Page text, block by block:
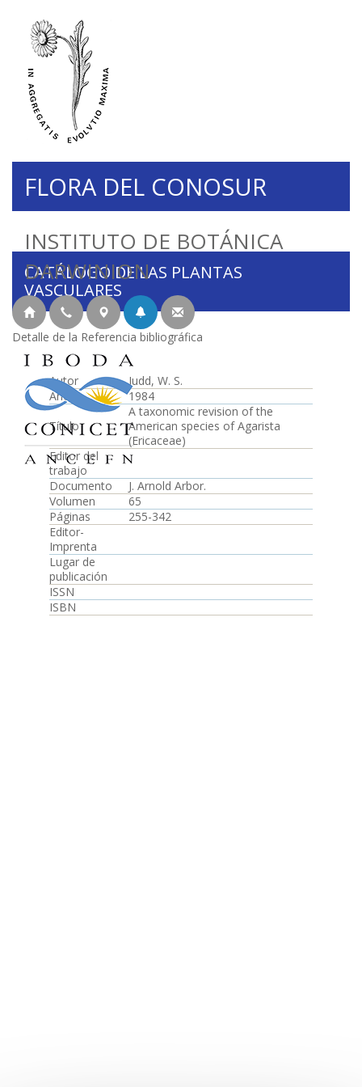
INSTITUTO DE BOTÁNICA
DARWINION
FLORA DEL CONOSUR
CATÁLOGO DE LAS PLANTAS
VASCULARES
Detalle de la Referencia bibliográfica
Autor
Judd, W. S.
Año
1984
Título
A taxonomic revision of the
American species of Agarista
(Ericaceae)
Editor del
trabajo
Documento
J. Arnold Arbor.
Volumen
65
Páginas
255-342
Editor-
Imprenta
Lugar de
publicación
ISSN
ISBN